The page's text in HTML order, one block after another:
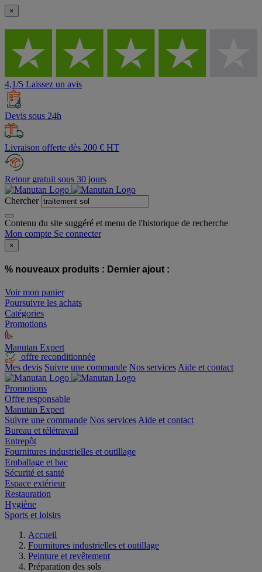
×
4,1/5 Laissez un avis
Devis sous 24h
Livraison offerte dès 200 € HT
Retour gratuit sous 30 jours
Chercher
Contenu du site suggéré et menu de l'historique de recherche
Mon compte Se connecter
×
% nouveaux produits : Dernier ajout :
Voir mon panier
Poursuivre les achats
Catégories
Promotions
Manutan Expert
offre reconditionnée
Mes devis Suivre une commande Nos services Aide et contact
Promotions
Offre responsable
Manutan Expert
Suivre une commande Nos services Aide et contact
Bureau et télétravail
Entrepôt
Fournitures industrielles et outillage
Emballage et bac
Sécurité et santé
Espace extérieur
Restauration
Hygiène
Sports et loisirs
Accueil
Fournitures industrielles et outillage
Peinture et revêtement
Préparation des sols